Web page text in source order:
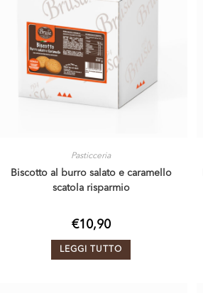
Pasticceria
Biscotto al burro salato e caramello
scatola risparmio
€10,90
LEGGI TUTTO